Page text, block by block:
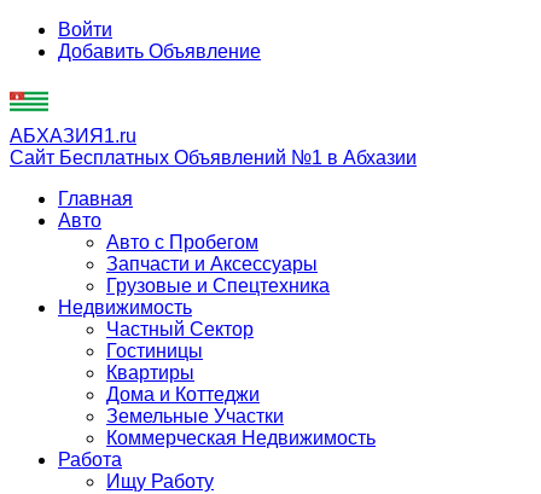
Войти
Добавить Объявление
АБХАЗИЯ1.ru
Сайт Бесплатных Объявлений №1 в Абхазии
Главная
Авто
Авто с Пробегом
Запчасти и Аксессуары
Грузовые и Спецтехника
Недвижимость
Частный Сектор
Гостиницы
Квартиры
Дома и Коттеджи
Земельные Участки
Коммерческая Недвижимость
Работа
Ищу Работу